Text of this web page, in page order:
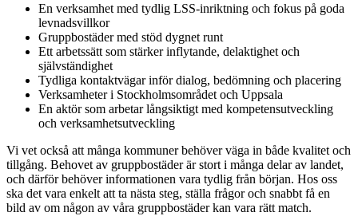
En verksamhet med tydlig LSS-inriktning och fokus på goda
levnadsvillkor
Gruppbostäder med stöd dygnet runt
Ett arbetssätt som stärker inflytande, delaktighet och
självständighet
Tydliga kontaktvägar inför dialog, bedömning och placering
Verksamheter i Stockholmsområdet och Uppsala
En aktör som arbetar långsiktigt med kompetensutveckling
och verksamhetsutveckling
Vi vet också att många kommuner behöver väga in både kvalitet och
tillgång. Behovet av gruppbostäder är stort i många delar av landet,
och därför behöver informationen vara tydlig från början. Hos oss
ska det vara enkelt att ta nästa steg, ställa frågor och snabbt få en
bild av om någon av våra gruppbostäder kan vara rätt match.